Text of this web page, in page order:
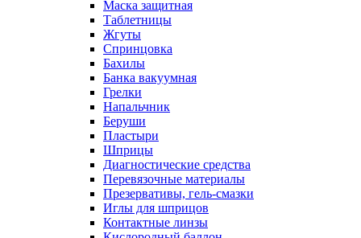
Маска защитная
Таблетницы
Жгуты
Спринцовка
Бахилы
Банка вакуумная
Грелки
Напальчник
Беруши
Пластыри
Шприцы
Диагностические средства
Перевязочные материалы
Презервативы, гель-смазки
Иглы для шприцов
Контактные линзы